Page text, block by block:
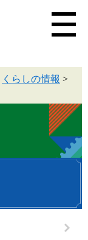
くらしの情報 >